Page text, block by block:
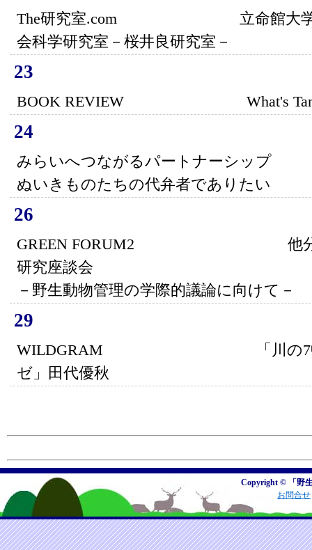
The研究室.com 立命館大学 生
会科学研究室－桜井良研究室－
23
BOOK REVIEW What's
24
みらいへつながるパートナー
ぬいきものたちの代弁者でありたい
26
GREEN FORUM2 他分野の
研究座談会
－野生動物管理の学際的議論に向けて－
29
WILDGRAM 「川の7中のプ
ゼ」田代優秋
Copyright © 「野
お問合せ